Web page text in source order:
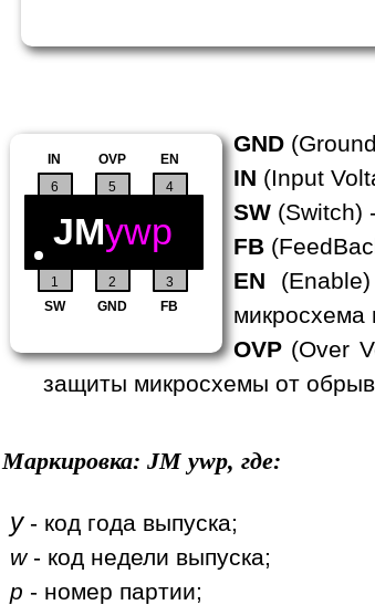
1 2 3
4
SW GND FB
EN
OVP
5
6
IN
JMywp
GND
IN (Input
SW (Switch)
FB
EN
микросхема
OVP (Over
защиты микросхемы от
Маркировка: JMywp, где:
y- код года выпуска;
w- код недели выпуска;
p - номер партии;